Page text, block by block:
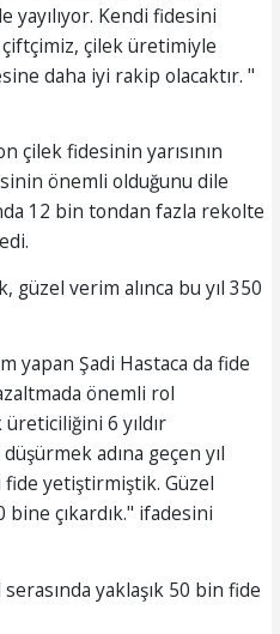
yayılıyor. Kendi fidesini
çilek üretimiyle
daha iyi rakip olacaktır. "
çilek fidesinin yarısının
önemli olduğunu dile
12 bin tondan fazla rekolte
güzel verim alınca bu yıl 350
yapan Şadi Hastaca da fide
önemli rol
6 yıldır
adına geçen yıl
fide yetiştirmiştik. Güzel
bine çıkardık." ifadesini
yaklaşık 50 bin fide